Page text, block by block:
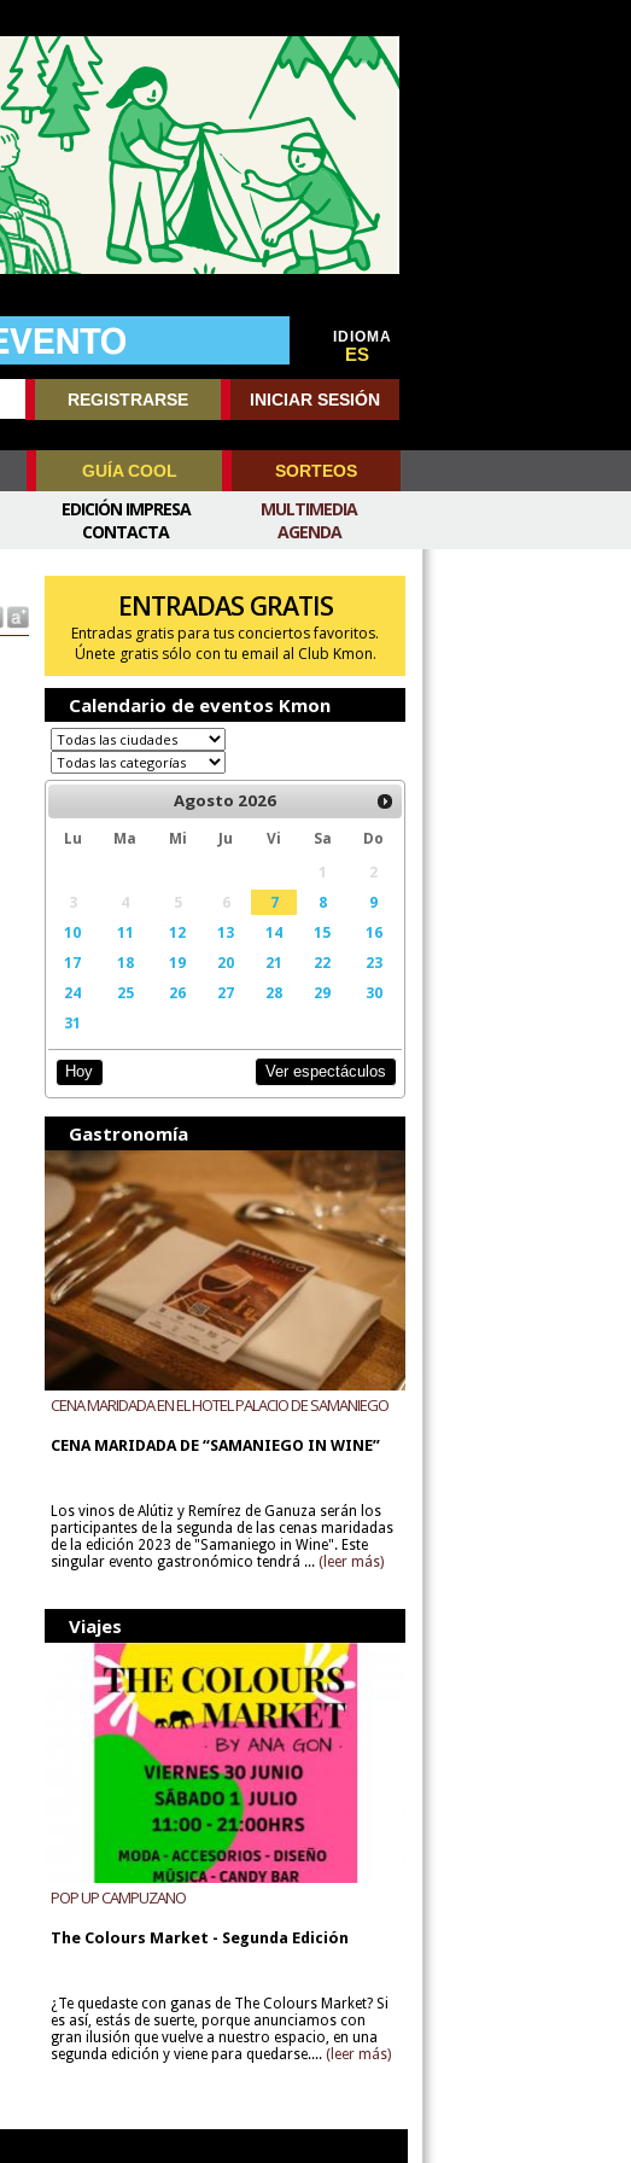
IDIOMA
ES
REGISTRARSE INICIAR SESIÓN
GUÍA COOL SORTEOS
MULTIMEDIA
AGENDA
EDICIÓN IMPRESA
CONTACTA
ENTRADAS GRATIS
Entradas gratis para tus conciertos favoritos.
Únete gratis sólo con tu email al Club Kmon.
Calendario de eventos Kmon
Agosto 2026
Lu Ma Mi Ju Vi Sa
Do
1
2
3
4 5 6 7 8
9
10
11 12 13 14 15
16
17
18 19 20 21 22
23
24
25 26 27 28 29
30
31
Hoy Ver espectáculos
Gastronomía
CENA MARIDADA EN EL HOTEL PALACIO DE SAMANIEGO
CENA MARIDADA DE “SAMANIEGO IN WINE”
Los vinos de Alútiz y Remírez de Ganuza serán los
participantes de la segunda de las cenas maridadas
de la edición 2023 de "Samaniego in Wine". Este
singular evento gastronómico tendrá ... (leer más)
Viajes
POP UP CAMPUZANO
The Colours Market - Segunda Edición
¿Te quedaste con ganas de The Colours Market? Si
es así, estás de suerte, porque anunciamos con
gran ilusión que vuelve a nuestro espacio, en una
segunda edición y viene para quedarse.... (leer más)